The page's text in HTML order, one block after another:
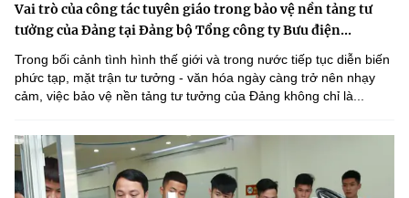
Vai trò của công tác tuyên giáo trong bảo vệ nền tảng tư
tưởng của Đảng tại Đảng bộ Tổng công ty Bưu điện...
Trong bối cảnh tình hình thế giới và trong nước tiếp tục diễn biến
phức tạp, mặt trận tư tưởng - văn hóa ngày càng trở nên nhạy
cảm, việc bảo vệ nền tảng tư tưởng của Đảng không chỉ là...